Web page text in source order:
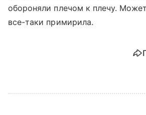
обороняли плечом к плечу.
все-таки примирила.